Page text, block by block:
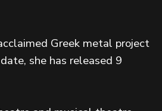
Greek metal project
she has released 9